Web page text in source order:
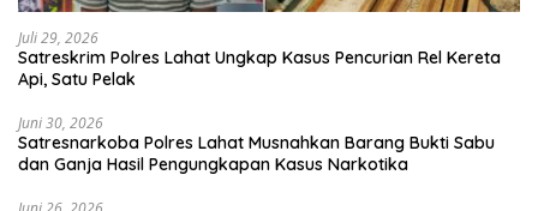
Juli 29, 2026
Satreskrim Polres Lahat Ungkap Kasus Pencurian Rel Kereta
Api, Satu Pelak
Juni 30, 2026
Satresnarkoba Polres Lahat Musnahkan Barang Bukti Sabu
dan Ganja Hasil Pengungkapan Kasus Narkotika